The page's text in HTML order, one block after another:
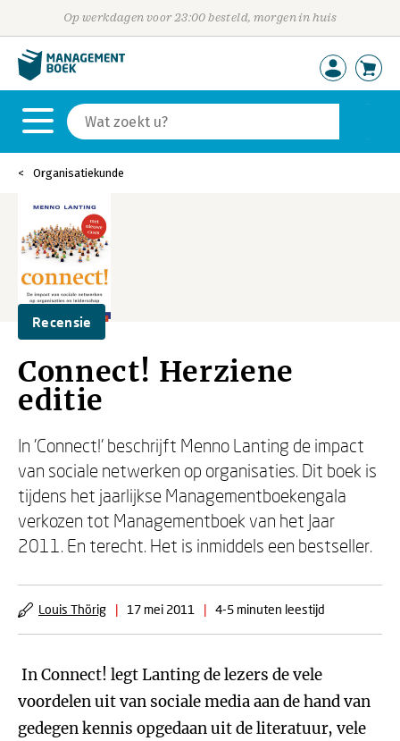
Op werkdagen voor 23:00 besteld, morgen in huis
Organisatiekunde
Recensie
Connect! Herziene
editie
In 'Connect!' beschrijft Menno Lanting de impact
van sociale netwerken op organisaties. Dit boek is
tijdens het jaarlijkse Managementboekengala
verkozen tot Managementboek van het Jaar
2011. En terecht. Het is inmiddels een bestseller.
Louis Thörig | 17 mei 2011 | 4-5 minuten leestijd
In Connect! legt Lanting de lezers de vele
voordelen uit van sociale media aan de hand van
gedegen kennis opgedaan uit de literatuur, vele